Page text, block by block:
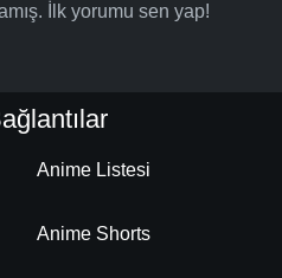
İlk yorumu sen yap!
Anime Listesi
Anime Shorts